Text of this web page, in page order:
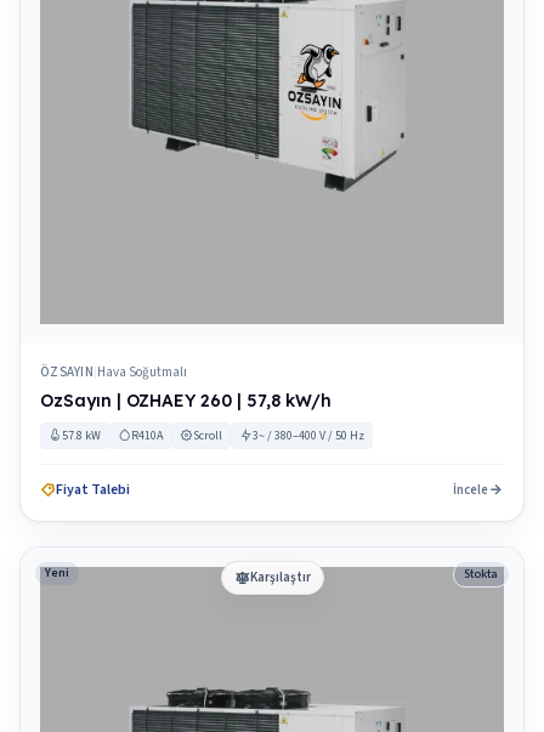
ÖZSAYIN|Hava Soğutmalı
OzSayın | OZHAEY 260 | 57,8 kW/h
57.8 kW R410A Scroll 3~ / 380–400 V / 50 Hz
Fiyat Talebi İncele
Karşılaştır
Yeni Stokta